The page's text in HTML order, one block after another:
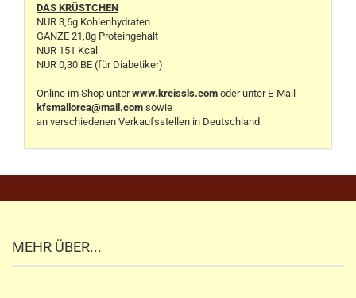
DAS KRÜSTCHEN
NUR 3,6g Kohlenhydraten
GANZE 21,8g Proteingehalt
NUR 151 Kcal
NUR 0,30 BE (für Diabetiker)
Online im Shop unterwww.kreissls.com oder unter E-Mail
kfsmallorca@mail.com sowie
an verschiedenen Verkaufsstellen in Deutschland.
.
MEHR ÜBER...